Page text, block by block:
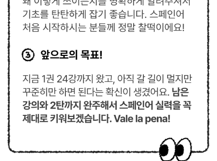
에
합
격
증
까
지
첨
부
하
면
베
스
트
후
기
당
첨